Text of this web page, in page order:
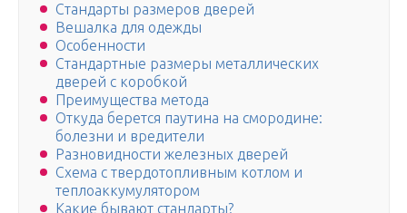
Стандарты размеров дверей
Вешалка для одежды
Особенности
Стандартные размеры металлических
дверей с коробкой
Преимущества метода
Откуда берется паутина на смородине:
болезни и вредители
Разновидности железных дверей
Схема с твердотопливным котлом и
теплоаккумулятором
Какие бывают стандарты?